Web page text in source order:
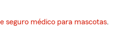
seguro médico para mascotas.